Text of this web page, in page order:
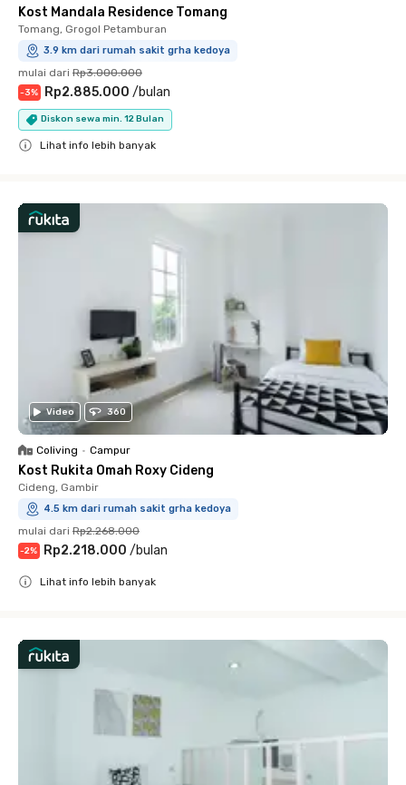
Kost Mandala Residence Tomang
Tomang, Grogol Petamburan
3.9 km dari rumah sakit grha kedoya
mulai dari Rp3.000.000
-3% Rp2.885.000 /bulan
Diskon sewa min. 12 Bulan
Lihat info lebih banyak
Video 360
Coliving • Campur
Kost Rukita Omah Roxy Cideng
Cideng, Gambir
4.5 km dari rumah sakit grha kedoya
mulai dari Rp2.268.000
-2% Rp2.218.000 /bulan
Lihat info lebih banyak